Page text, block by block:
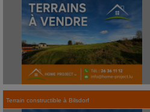
Terrain constructible à Bilsdorf